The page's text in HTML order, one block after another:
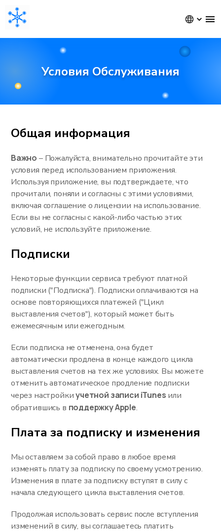
Условия Обслуживания
Общая информация
Важно – Пожалуйста, внимательно прочитайте эти
условия перед использованием приложения.
Используя приложение, вы подтверждаете, что
прочитали, поняли и согласны с этими условиями,
включая соглашение о лицензии на использование.
Если вы не согласны с какой-либо частью этих
условий, не используйте приложение.
Подписки
Некоторые функции сервиса требуют платной
подписки ("Подписка"). Подписки оплачиваются на
основе повторяющихся платежей ("Цикл
выставления счетов"), который может быть
ежемесячным или ежегодным.
Если подписка не отменена, она будет
автоматически продлена в конце каждого цикла
выставления счетов на тех же условиях. Вы можете
отменить автоматическое продление подписки
через настройкиучетной записи iTunes или
обратившись в поддержку Apple.
Плата за подписку и изменения
Мы оставляем за собой право в любое время
изменять плату за подписку по своему усмотрению.
Изменения в плате за подписку вступят в силу с
начала следующего цикла выставления счетов.
Продолжая использовать сервис после вступления
изменений в силу, вы соглашаетесь платить